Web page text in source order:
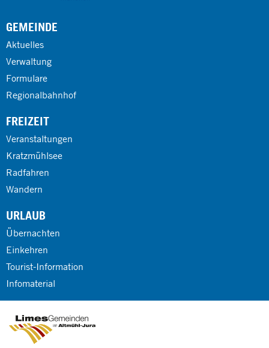
GEMEINDE
Aktuelles
Verwaltung
Formulare
Regionalbahnhof
FREIZEIT
Veranstaltungen
Kratzmühlsee
Radfahren
Wandern
URLAUB
Übernachten
Einkehren
Tourist-Information
Infomaterial